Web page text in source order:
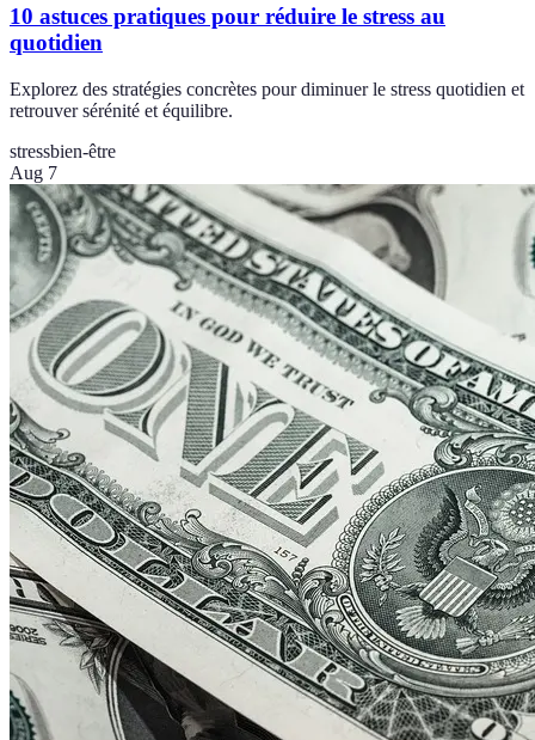
10 astuces pratiques pour réduire le stress au
quotidien
Explorez des stratégies concrètes pour diminuer le stress quotidien et
retrouver sérénité et équilibre.
stressbien-être
Aug 7